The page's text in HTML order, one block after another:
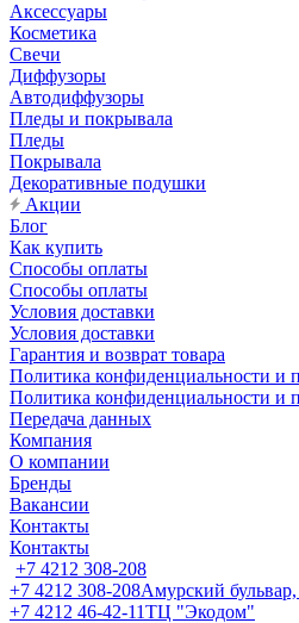
Аксессуары
Косметика
Свечи
Диффузоры
Автодиффузоры
Пледы и покрывала
Пледы
Покрывала
Декоративные подушки
Акции
Блог
Как купить
Способы оплаты
Способы оплаты
Условия доставки
Условия доставки
Гарантия и возврат товара
Политика конфиденциальности и
Политика конфиденциальности и
Передача данных
Компания
О компании
Бренды
Вакансии
Контакты
Контакты
+7 4212 308-208
+7 4212 308-208Амурский
+7 4212 46-42-11ТЦ "Экодом"